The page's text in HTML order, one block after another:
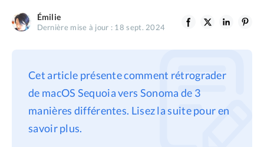
BuhoLaunchpad
L'entreprise
Confidentialité
Conditions générales
Politique de
remboursement
Émilie
Dernière mise à jour : 18 sept. 2024
Cet article présente comment rétrograder
de macOS Sequoia vers Sonoma de 3
manières différentes. Lisez la suite pour en
savoir plus.